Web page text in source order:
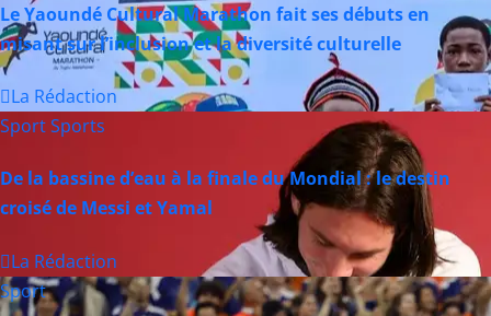
Le Yaoundé Cultural Marathon fait ses débuts en
misant sur l’inclusion et la diversité culturelle
La Rédaction
SportSports
De la bassine d’eau à la finale du Mondial : le destin
croisé de Messi et Yamal
La Rédaction
Sport